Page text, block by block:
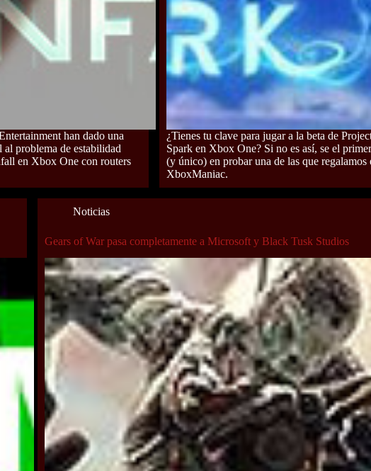
han dado una
al problema de estabilidad
en Xbox One con routers
¿Tienes tu clave para jugar a la beta de
Spark en Xbox One? Si no es así, se el
(y único) en probar una de las que regalamos
XboxManiac.
Noticias
Gears of War pasa completamente a Microsoft y Black Tusk Studios